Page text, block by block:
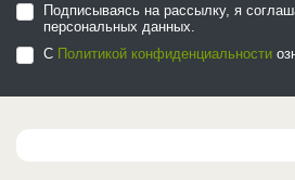
Подписываясь на рассылку, я
персональных данных.
С Политикой конфиденциальности